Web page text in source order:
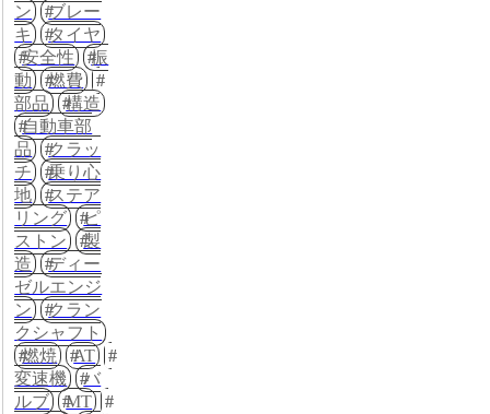
ン
ブレー
キ
タイヤ
安全性
振
動
燃費
部品
構造
自動車部
品
クラッ
チ
乗り心
地
ステア
リング
ピ
ストン
製
造
ディー
ゼルエンジ
ン
クラン
クシャフト
燃焼
AT
変速機
バ
ルブ
MT